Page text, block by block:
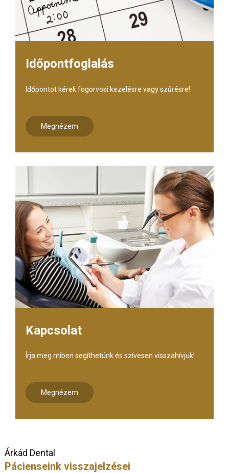
Időpontfoglalás
Időpontot kérek fogorvosi kezelésre vagy szűrésre!
Megnézem
Kapcsolat
Írja meg miben segíthetünk és szívesen visszahívjuk!
Megnézem
Árkád Dental
Pácienseink visszajelzései